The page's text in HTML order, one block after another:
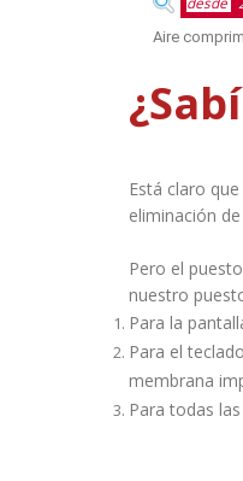
Aire
Está claro
eliminación
Pero el
nuestro
Para la
Para el
membrana
Para todas